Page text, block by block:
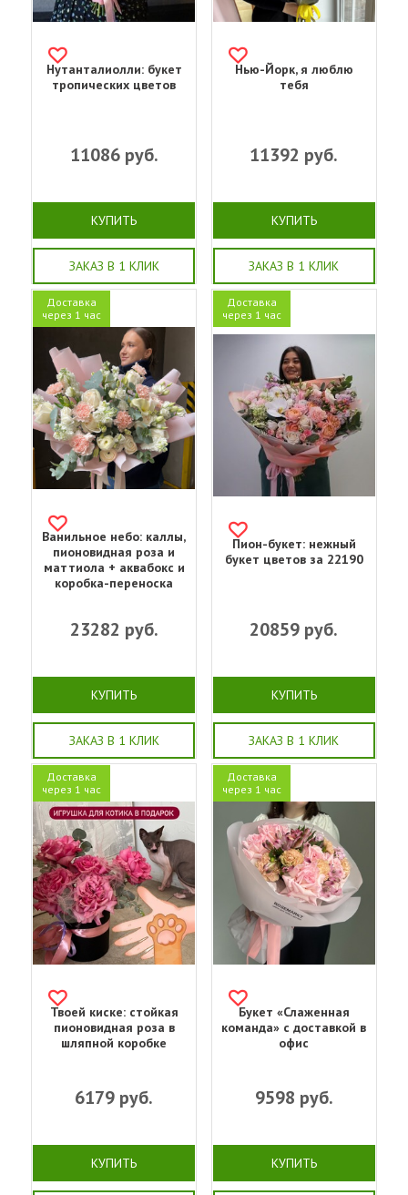
Нутанталиолли: букет
тропических цветов
11086руб.
КУПИТЬ
ЗАКАЗ В 1 КЛИК
Нью-Йорк, я люблю
тебя
11392 руб.
КУПИТЬ
ЗАКАЗ В 1 КЛИК
Доставка
через 1 час
Ванильное небо: каллы,
пионовидная роза и
маттиола + аквабокс и
коробка-переноска
23282 руб.
КУПИТЬ
ЗАКАЗ В 1 КЛИК
Доставка
через 1 час
Пион-букет: нежный
букет цветов за 22190
20859 руб.
КУПИТЬ
ЗАКАЗ В 1 КЛИК
Доставка
через 1 час
Твоей киске: стойкая
пионовидная роза в
шляпной коробке
6179 руб.
КУПИТЬ
Доставка
через 1 час
Букет «Слаженная
команда» с доставкой в
офис
9598 руб.
КУПИТЬ